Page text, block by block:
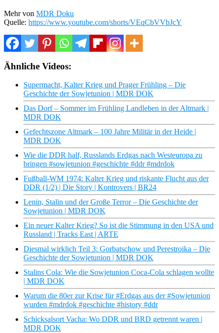
Mehr von MDR Doku
Quelle: https://www.youtube.com/shorts/VEqCbVVbJcY
Ähnliche Videos:
Supermacht, Kalter Krieg und Prager Frühling – Die
Geschichte der Sowjetunion | MDR DOK
Das Dorf – Sommer im Frühling Landleben in der Altmark |
MDR DOK
Gefechtszone Altmark – 100 Jahre Militär in der Heide |
MDR DOK
Wie die DDR half, Russlands Erdgas nach Westeuropa zu
bringen #sowjetunion #geschichte #ddr #mdrdok
Fußball-WM 1974: Kalter Krieg und riskante Flucht aus der
DDR (1/2) | Die Story | Kontrovers | BR24
Lenin, Stalin und der Große Terror – Die Geschichte der
Sowjetunion | MDR DOK
Ein neuer Kalter Krieg? So ist die Stimmung in den USA und
Russland | Tracks East | ARTE
Diesmal wirklich Teil 3: Gorbatschow und Perestroika – Die
Geschichte der Sowjetunion | MDR DOK
Stalins Cola: Wie die Sowjetunion Coca-Cola schlagen wollte
| MDR DOK
Warum die 80er zur Krise für #Erdgas aus der #Sowjetunion
wurden #mdrdok #geschichte #history #ddr
Schicksalsort Vacha: Wo DDR und BRD getrennt waren |
MDR DOK